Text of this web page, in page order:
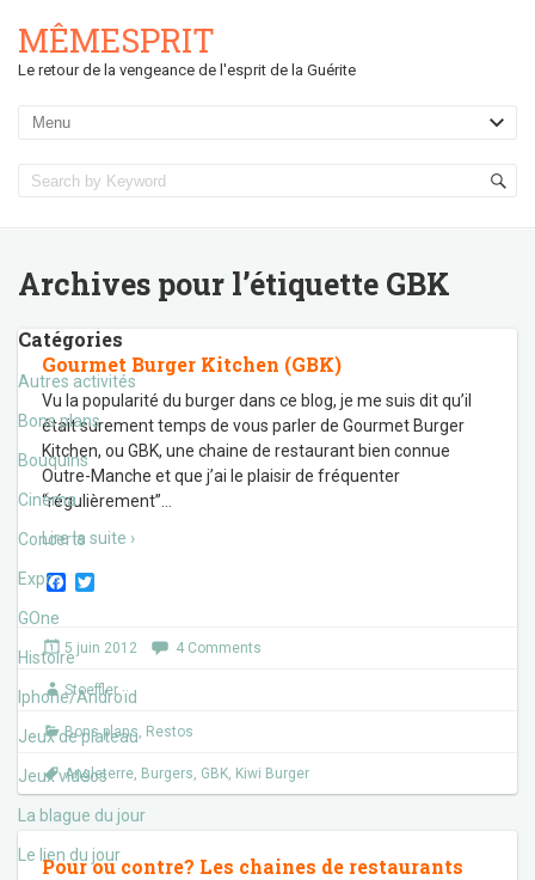
MÊMESPRIT
Le retour de la vengeance de l'esprit de la Guérite
Archives pour l’étiquette GBK
Catégories
Autres activités
Bons plans
Bouquins
Cinéma
Concerts
Expos
GOne
Histoire
Iphone/Androïd
Jeux de plateau
Jeux vidéos
La blague du jour
Le lien du jour
Gourmet Burger Kitchen (GBK)
Vu la popularité du burger dans ce blog, je me suis dit qu’il
était surement temps de vous parler de Gourmet Burger
Kitchen, ou GBK, une chaine de restaurant bien connue
Outre-Manche et que j’ai le plaisir de fréquenter
“régulièrement”
Lire la suite ›
F
e
b
o
t
r
5 juin 2012 4 Comments
Stoeffler
Bons plans, Restos
Angleterre, Burgers, GBK, Kiwi Burger
Pour ou contre? Les chaines de restaurants